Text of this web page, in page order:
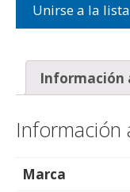
Unirse a la
Información
Información
Marca